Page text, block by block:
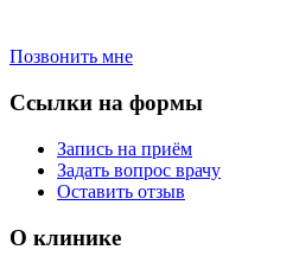
Позвонить мне
Ссылки на формы
Запись на приём
Задать вопрос врачу
Оставить отзыв
О клинике